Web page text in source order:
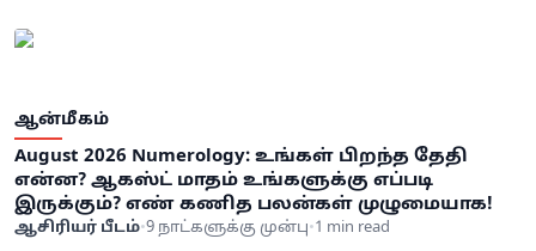
ஆன்மீகம்
August 2026 Numerology: உங்கள் பிறந்த தேதி
என்ன? ஆகஸ்ட் மாதம் உங்களுக்கு எப்படி
இருக்கும்? எண் கணித பலன்கள் முழுமையாக!
ஆசிரியர் பீடம்•9 நாட்களுக்கு முன்பு•1 min read